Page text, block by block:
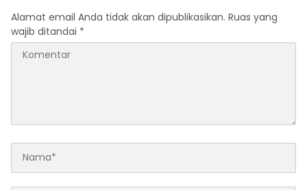
Alamat email Anda tidak akan dipublikasikan. Ruas yang
wajib ditandai *